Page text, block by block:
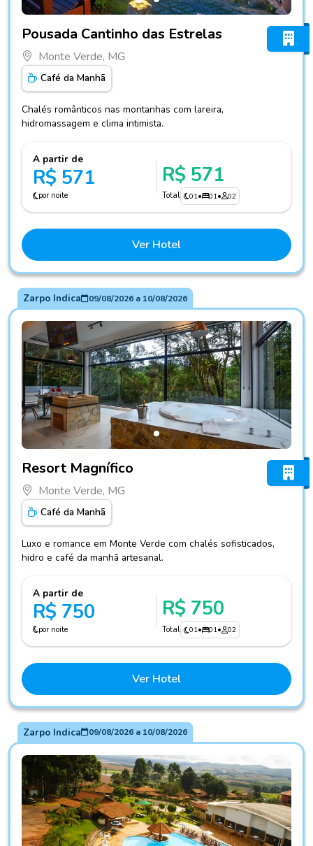
Pousada Cantinho das Estrelas
Monte Verde, MG
Café da Manhã
Chalés românticos nas montanhas com lareira,
hidromassagem e clima intimista.
A partir de
R$ 571
por noite
R$ 571
Total 01• 01• 02
Ver Hotel
Zarpo Indica 09/08/2026a 10/08/2026
Resort Magnífico
Monte Verde, MG
Café da Manhã
Luxo e romance em Monte Verde com chalés sofisticados,
hidro e café da manhã artesanal.
A partir de
R$ 750
por noite
R$ 750
Total 01• 01• 02
Ver Hotel
Zarpo Indica 09/08/2026a 10/08/2026